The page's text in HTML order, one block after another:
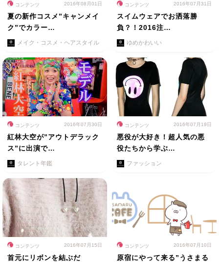
コンテンツ 2016年08月01日
夏の新作コスメ”キャンメイ
ク”でカラー…
メイク・コスメ・ヘアスタイル
コンテンツ 2016年07月31日
スイムウェアでお洒落勝
負？！2016注…
ゆめかわいい
コンテンツ 2016年07月30日
紅林大空が”アウトデラック
ス”に出演で…
タレント年鑑
コンテンツ 2016年07月19日
悪役が大好き！超人気の悪
役たちから学ぶ…
ファッション
コンテンツ 2016年07月15日
首元にリボンを結ぶだ
コンテンツ 2016年07月10日
原宿にやって来る”うさまる